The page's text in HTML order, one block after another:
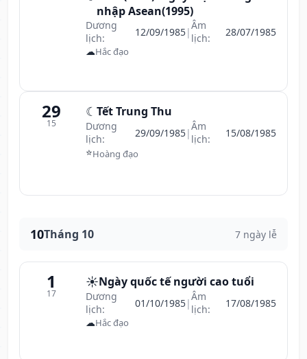
nhập Asean(1995)
Dương
lịch:
12/09/1985|Âm
lịch:
28/07/1985
☁Hắc đạo
29
15
☾ Tết Trung Thu
Dương
lịch:
29/09/1985|Âm
lịch:
15/08/1985
⭐Hoàng đạo
10Tháng 10 7 ngày lễ
1
17
☀️Ngày quốc tế người cao tuổi
Dương
lịch:
01/10/1985|Âm
lịch:
17/08/1985
☁Hắc đạo